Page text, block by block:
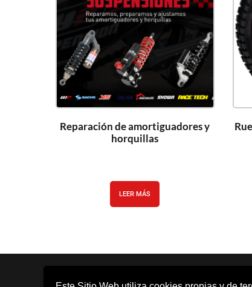
Reparación de amortiguadores y
horquillas
LEER MÁS